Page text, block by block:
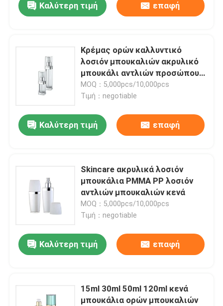
Καλύτερη τιμή επαφή
Κρέμας ορών καλλυντικό
λοσιόν μπουκαλιών ακρυλικό
μπουκάλι αντλιών προσώπου
κενό χωρίς αέρα
MOQ：5,000pcs/10,000pcs
Τιμή：negotiable
Καλύτερη τιμή επαφή
Skincare ακρυλικά λοσιόν
μπουκάλια PMMA PP λοσιόν
αντλιών μπουκαλιών κενά
MOQ：5,000pcs/10,000pcs
Τιμή：negotiable
Καλύτερη τιμή επαφή
15ml 30ml 50ml 120ml κενά
μπουκάλια ορών μπουκαλιών